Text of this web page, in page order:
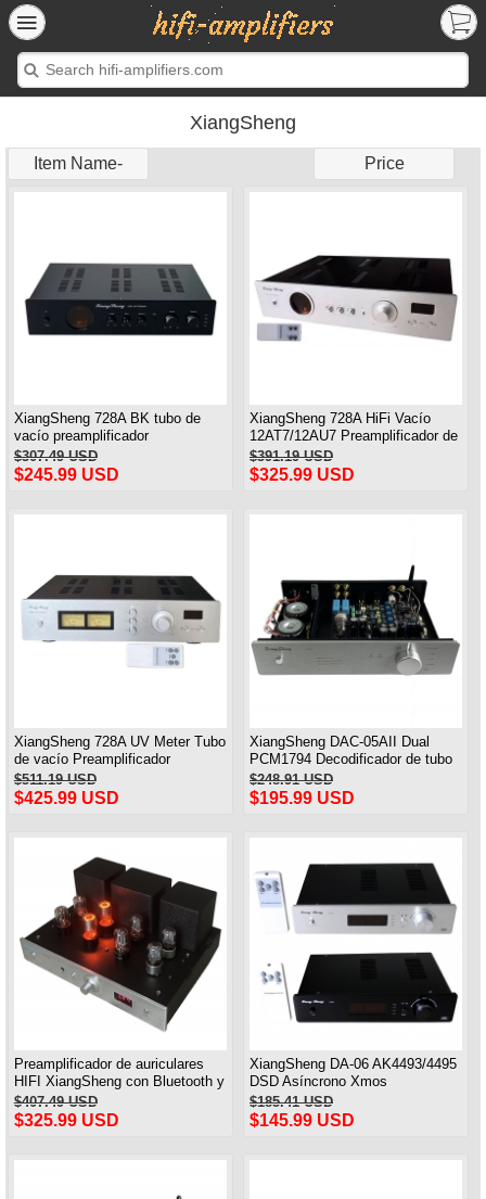
XiangSheng
Item Name- Price
XiangSheng 728A BK tubo de
vacío preamplificador
preamplificador Shigeru Wada
Japón circuito
$307.49 USD
$245.99 USD
XiangSheng 728A HiFi Vacío
12AT7/12AU7 Preamplificador de
tubo Estéreo HiFi Preamplificador
Procesador de audio Versión
remota
$391.19 USD
$325.99 USD
XiangSheng 728A UV Meter Tubo
de vacío Preamplificador
Preamplificador Control remoto y
equilibrio y Bluetooth
$511.19 USD
$425.99 USD
XiangSheng DAC-05AII Dual
PCM1794 Decodificador de tubo
equilibrado HIFI USB Qualcomm
Bluetooth 8675/5125
$248.91 USD
$195.99 USD
Preamplificador de auriculares
HIFI XiangSheng con Bluetooth y
control remoto
$407.49 USD
$325.99 USD
XiangSheng DA-06 AK4493/4495
DSD Asíncrono Xmos
Decodificador HiFi Amp con
control remoto
$185.41 USD
$145.99 USD